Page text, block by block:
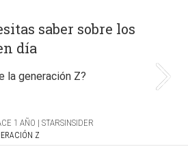
saber sobre los
día
1 AÑO | STARSINSIDER
Z